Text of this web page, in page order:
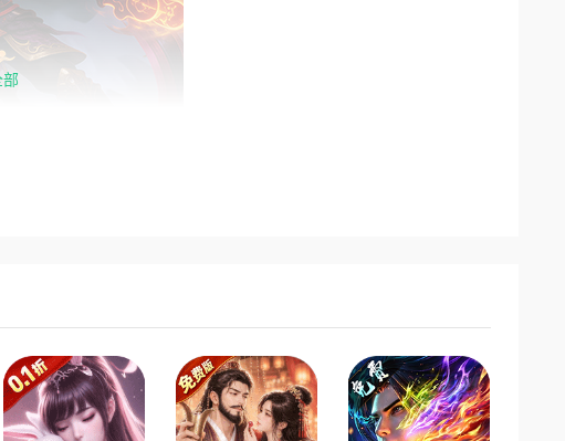
满，开荒发育快人一步。
取丰厚奖励，海量充值卡无限放送，福利领不停。
坐骑、绝世神兵免费赠送，全方位助力战力飙升。
部